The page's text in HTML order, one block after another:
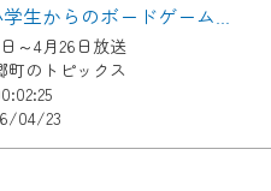
【東郷】小学生からのボードゲーム会in東郷
～4月26日放送
町のトピックス
04/23